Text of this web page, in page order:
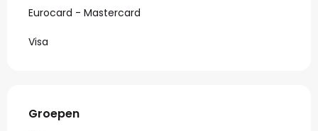
Eurocard - Mastercard
Visa
Groepen
Groepen